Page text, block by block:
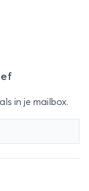
in je mailbox.